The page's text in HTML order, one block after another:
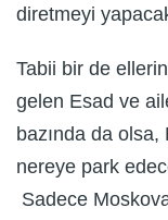
diretmeyi
Tabii bir de
gelen Esad ve
bazında da olsa,
nereye park
Sadece